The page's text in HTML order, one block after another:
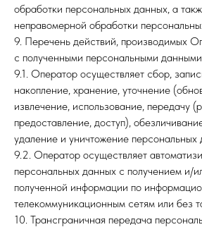
обработки персональных данных, а
неправомерной обработки
9. Перечень действий, производимых
с полученными персональными данными
9.1. Оператор осуществляет сбор,
накопление, хранение, уточнение
извлечение, использование, передачу
предоставление, доступ),
удаление и уничтожение персональных
9.2. Оператор осуществляет
персональных данных с получением и/
полученной информации по
телекоммуникационным сетям или без
10. Трансграничная передача